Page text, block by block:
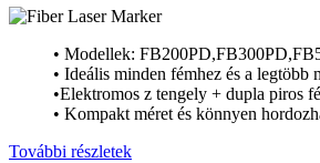
• Modellek:
• Ideális minden fémhez és a legtöbb
•Elektromos z tengely + dupla piros
• Kompakt méret és könnyen
További részletek